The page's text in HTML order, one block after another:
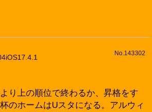
iOS17.4.1
No.143302
り上の順位で終わるか、昇格をす
のホームはUスタになる。アルウィ